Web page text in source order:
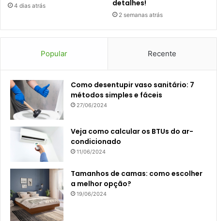
4 dias atrás detalhes!
2 semanas atrás
Popular Recente
Como desentupir vaso sanitário: 7
métodos simples e fáceis
27/06/2024
Veja como calcular os BTUs do ar-
condicionado
11/06/2024
Tamanhos de camas: como escolher
a melhor opção?
19/06/2024